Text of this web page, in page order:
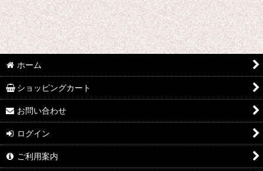
在庫あり
並び順:
ホーム
ショッピングカート
お問い合わせ
ログイン
ご利用案内